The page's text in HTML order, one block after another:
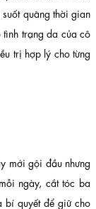
quãng thời gian
trạng da của cô
trị hợp lý cho từng
mới gội đầu nhưng
ngày, cắt tóc ba
bí quyết để giữ cho